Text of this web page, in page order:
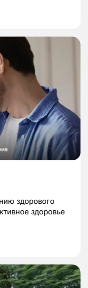
здорового
здоровье